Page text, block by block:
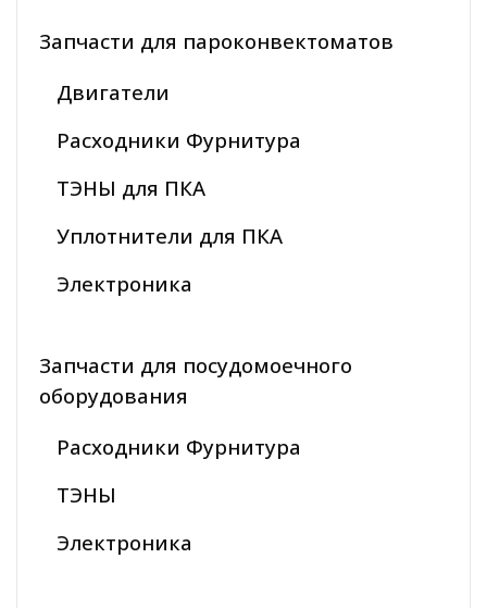
Запчасти для пароконвектоматов
Двигатели
Расходники Фурнитура
ТЭНЫ для ПКА
Уплотнители для ПКА
Электроника
Запчасти для посудомоечного
оборудования
Расходники Фурнитура
ТЭНЫ
Электроника